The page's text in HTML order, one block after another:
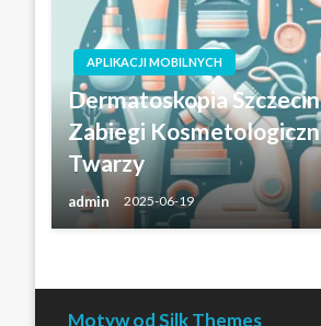
APLIKACJI MOBILNYCH
Dermatoskopia
Zabiegi
Twarzy
admin 2025-06-19
Motyw od Silk Themes